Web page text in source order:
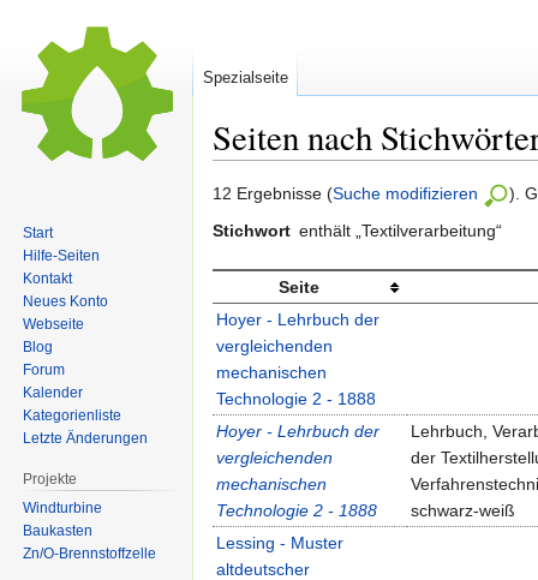
Seiten nach
Zur
Zur
12 Ergebnisse (Suche modifizieren
).
Stichwort enthält „Textilverarbeitung“
Seite
Hoyer - Lehrbuch der
vergleichenden
mechanischen
Technologie 2 - 1888
Hoyer - Lehrbuch der
vergleichenden
mechanischen
Technologie 2 - 1888
Lehrbuch,
der
schwarz-weiß
Lessing - Muster
altdeutscher
Spezialseite
Start
Hilfe-Seiten
Kontakt
Neues Konto
Webseite
Blog
Forum
Kalender
Kategorienliste
Letzte Änderungen
Projekte
Windturbine
Baukasten
Zn/O-Brennstoffzelle